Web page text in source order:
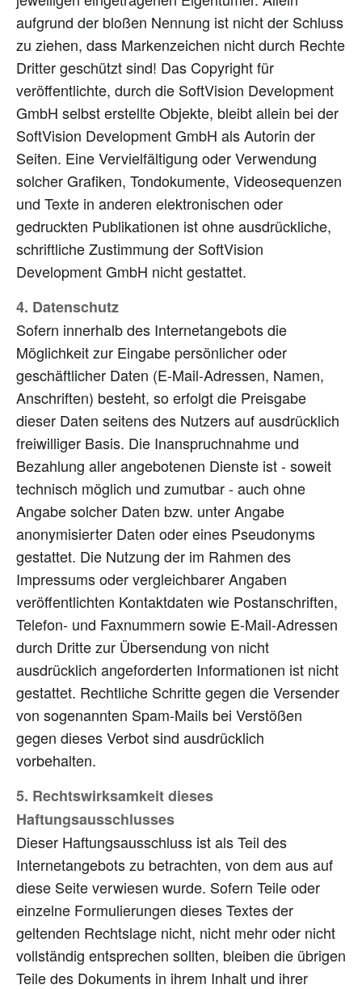
aufgrund der bloßen Nennung ist nicht der Schluss
zu ziehen, dass Markenzeichen nicht durch Rechte
Dritter geschützt sind! Das Copyright für
veröffentlichte, durch die SoftVision Development
GmbH selbst erstellte Objekte, bleibt allein bei der
SoftVision Development GmbH als Autorin der
Seiten. Eine Vervielfältigung oder Verwendung
solcher Grafiken, Tondokumente, Videosequenzen
und Texte in anderen elektronischen oder
gedruckten Publikationen ist ohne ausdrückliche,
schriftliche Zustimmung der SoftVision
Development GmbH nicht gestattet.
4. Datenschutz
Sofern innerhalb des Internetangebots die
Möglichkeit zur Eingabe persönlicher oder
geschäftlicher Daten (E-Mail-Adressen, Namen,
Anschriften) besteht, so erfolgt die Preisgabe
dieser Daten seitens des Nutzers auf ausdrücklich
freiwilliger Basis. Die Inanspruchnahme und
Bezahlung aller angebotenen Dienste ist - soweit
technisch möglich und zumutbar - auch ohne
Angabe solcher Daten bzw. unter Angabe
anonymisierter Daten oder eines Pseudonyms
gestattet. Die Nutzung der im Rahmen des
Impressums oder vergleichbarer Angaben
veröffentlichten Kontaktdaten wie Postanschriften,
Telefon- und Faxnummern sowie E-Mail-Adressen
durch Dritte zur Übersendung von nicht
ausdrücklich angeforderten Informationen ist nicht
gestattet. Rechtliche Schritte gegen die Versender
von sogenannten Spam-Mails bei Verstößen
gegen dieses Verbot sind ausdrücklich
vorbehalten.
5. Rechtswirksamkeit dieses
Haftungsausschlusses
Dieser Haftungsausschluss ist als Teil des
Internetangebots zu betrachten, von dem aus auf
diese Seite verwiesen wurde. Sofern Teile oder
einzelne Formulierungen dieses Textes der
geltenden Rechtslage nicht, nicht mehr oder nicht
vollständig entsprechen sollten, bleiben die übrigen
Teile des Dokuments in ihrem Inhalt und ihrer